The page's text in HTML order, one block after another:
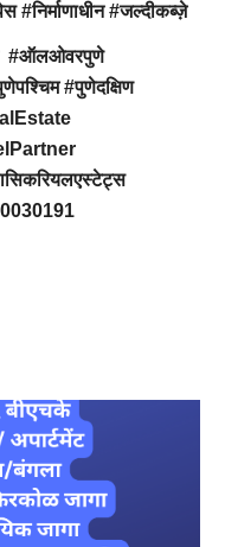
#जल्दीकब्ज़े
#ऑलओवरपुणे
#पुणेदक्षिण